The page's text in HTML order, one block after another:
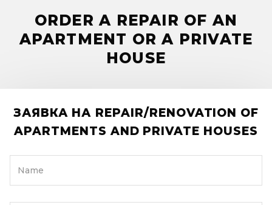
ORDER A REPAIR OF AN
APARTMENT OR A PRIVATE
HOUSE
ЗАЯВКА НА REPAIR/RENOVATION OF
APARTMENTS AND PRIVATE HOUSES
Name